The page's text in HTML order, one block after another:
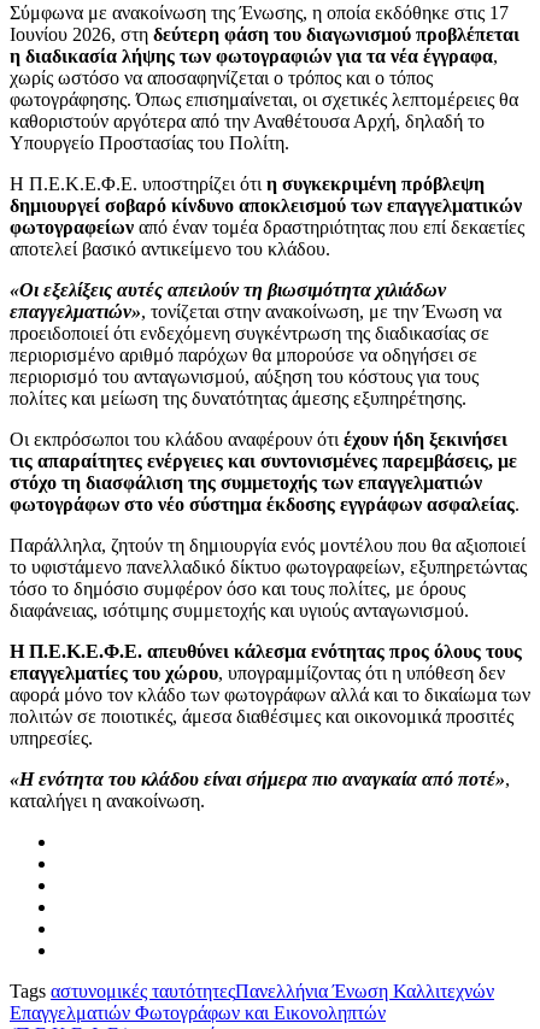
Σύμφωνα με ανακοίνωση της Ένωσης, η οποία εκδόθηκε στις 17
Ιουνίου 2026, στη δεύτερη φάση του διαγωνισμού προβλέπεται
η διαδικασία λήψης των φωτογραφιών για τα νέα έγγραφα,
χωρίς ωστόσο να αποσαφηνίζεται ο τρόπος και ο τόπος
φωτογράφησης. Όπως επισημαίνεται, οι σχετικές λεπτομέρειες θα
καθοριστούν αργότερα από την Αναθέτουσα Αρχή, δηλαδή το
Υπουργείο Προστασίας του Πολίτη.
Η Π.Ε.Κ.Ε.Φ.Ε. υποστηρίζει ότι η συγκεκριμένη πρόβλεψη
δημιουργεί σοβαρό κίνδυνο αποκλεισμού των επαγγελματικών
φωτογραφείων από έναν τομέα δραστηριότητας που επί δεκαετίες
αποτελεί βασικό αντικείμενο του κλάδου.
«Οι εξελίξεις αυτές απειλούν τη βιωσιμότητα χιλιάδων
επαγγελματιών», τονίζεται στην ανακοίνωση, με την Ένωση να
προειδοποιεί ότι ενδεχόμενη συγκέντρωση της διαδικασίας σε
περιορισμένο αριθμό παρόχων θα μπορούσε να οδηγήσει σε
περιορισμό του ανταγωνισμού, αύξηση του κόστους για τους
πολίτες και μείωση της δυνατότητας άμεσης εξυπηρέτησης.
Οι εκπρόσωποι του κλάδου αναφέρουν ότι έχουν ήδη ξεκινήσει
τις απαραίτητες ενέργειες και συντονισμένες παρεμβάσεις, με
στόχο τη διασφάλιση της συμμετοχής των επαγγελματιών
φωτογράφων στο νέο σύστημα έκδοσης εγγράφων ασφαλείας.
Παράλληλα, ζητούν τη δημιουργία ενός μοντέλου που θα αξιοποιεί
το υφιστάμενο πανελλαδικό δίκτυο φωτογραφείων, εξυπηρετώντας
τόσο το δημόσιο συμφέρον όσο και τους πολίτες, με όρους
διαφάνειας, ισότιμης συμμετοχής και υγιούς ανταγωνισμού.
Η Π.Ε.Κ.Ε.Φ.Ε. απευθύνει κάλεσμα ενότητας προς όλους τους
επαγγελματίες του χώρου, υπογραμμίζοντας ότι η υπόθεση δεν
αφορά μόνο τον κλάδο των φωτογράφων αλλά και το δικαίωμα των
πολιτών σε ποιοτικές, άμεσα διαθέσιμες και οικονομικά προσιτές
υπηρεσίες.
«Η ενότητα του κλάδου είναι σήμερα πιο αναγκαία από ποτέ»,
καταλήγει η ανακοίνωση.
Tags αστυνομικές ταυτότητεςΠανελλήνια Ένωση Καλλιτεχνών
Επαγγελματιών Φωτογράφων και Εικονοληπτών